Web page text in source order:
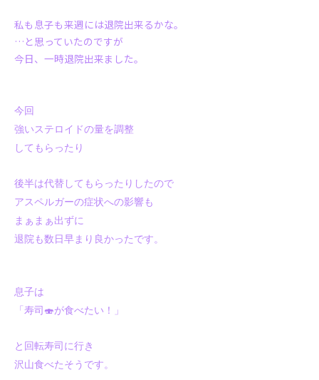
私も息子も来週には退院出来るかな。
…と思っていたのですが
今日、一時退院出来ました。
今回
強いステロイドの量を調整
してもらったり
後半は代替してもらったりしたので
アスペルガーの症状への影響も
まぁまぁ出ずに
退院も数日早まり良かったです。
息子は
「寿司🍣が食べたい！」
と回転寿司に行き
沢山食べたそうです。